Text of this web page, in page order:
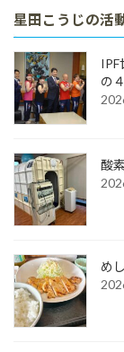
星田こうじの活
IPF
の
酸
め